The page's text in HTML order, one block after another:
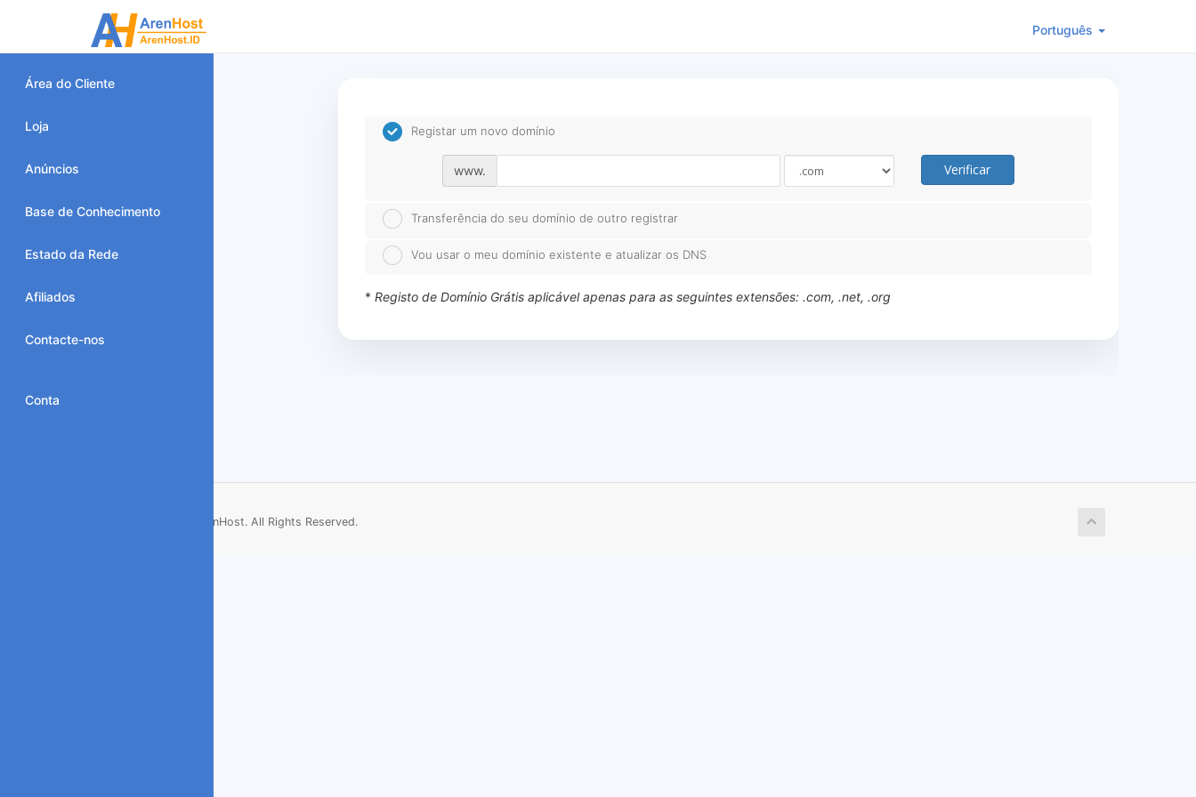
Português
Área do Cliente
Loja
Anúncios
Base de Conhecimento
Estado da Rede
Afiliados
Contacte-nos
Conta
Registar um novo domínio
www. Verificar
Transferência do seu domínio de outro registrar
Vou usar o meu domínio existente e atualizar os DNS
* Registo de Domínio Grátis aplicável apenas para as seguintes extensões: .com, .net, .org
Copyright © 2026 ArenHost. All Rights Reserved.